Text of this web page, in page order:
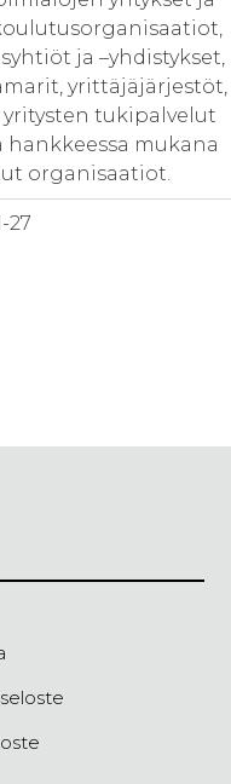
ja –yhdistykset,
yrittäjäjärjestöt,
tukipalvelut
hankkeessa mukana
organisaatiot.
27